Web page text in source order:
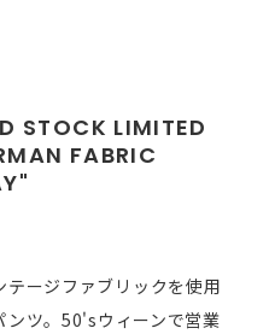
STOCK LIMITED
FABRIC
ージファブリックを使用
ンツ。50'sウィーンで営業